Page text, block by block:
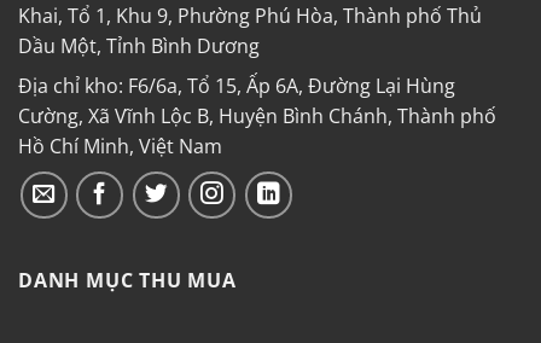
Khai, Tổ 1, Khu 9, Phường Phú Hòa, Thành phố Thủ
Dầu Một, Tỉnh Bình Dương
Địa chỉ kho: F6/6a, Tổ 15, Ấp 6A, Đường Lại Hùng
Cường, Xã Vĩnh Lộc B, Huyện Bình Chánh, Thành phố
Hồ Chí Minh, Việt Nam
DANH MỤC THU MUA